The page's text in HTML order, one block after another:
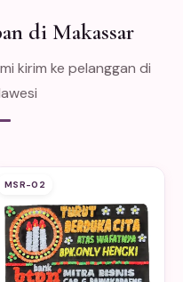
di Makassar
kirim ke pelanggan di
MSR-02